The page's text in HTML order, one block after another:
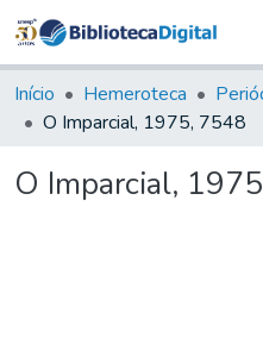
&
Início Hemeroteca
O Imparcial, 1975, 7548
O Imparcial,